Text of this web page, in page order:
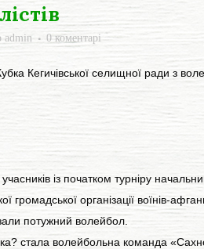
admin 0 коментарі
Кегичівської селищної ради з
із початком турніру
громадської організації воїнів-
потужний волейбол.
стала волейбольна команда